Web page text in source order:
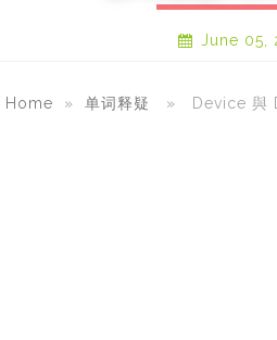
June 05,
Home » 单词释疑 » Device 與